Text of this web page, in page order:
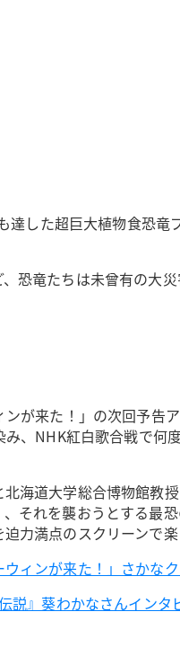
した超巨大植物食恐
恐竜たちは未曾有の大
が来た！」の次回予
、NHK紅白歌合戦で
海道大学総合博物館
それを襲おうとする最
力満点のスクリーンで楽
ィンが来た！」さかなク
説』葵わかなさんインタ